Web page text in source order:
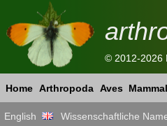
© 2012-2026
Home Arthropoda Aves
English Wissenschaftliche